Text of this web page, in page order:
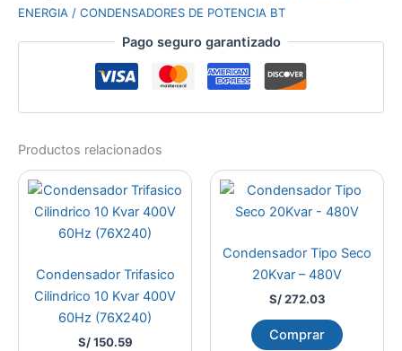
ENERGIA / CONDENSADORES DE POTENCIA BT
Pago seguro garantizado
Productos relacionados
Condensador Trifasico
Cilindrico 10 Kvar 400V
60Hz (76X240)
S/150.59
Condensador Tipo Seco
20Kvar – 480V
S/272.03
Comprar